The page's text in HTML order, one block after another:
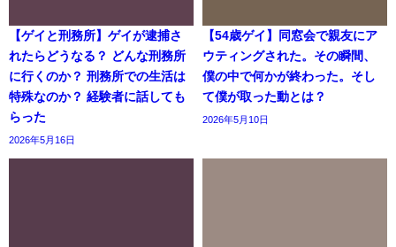
【ゲイと刑務所】ゲイが逮捕さ
れたらどうなる？ どんな刑務所
に行くのか？ 刑務所での生活は
特殊なのか？ 経験者に話しても
らった
2026年5月16日
【54歳ゲイ】同窓会で親友にア
ウティングされた。その瞬間、
僕の中で何かが終わった。そし
て僕が取った動とは？
2026年5月10日